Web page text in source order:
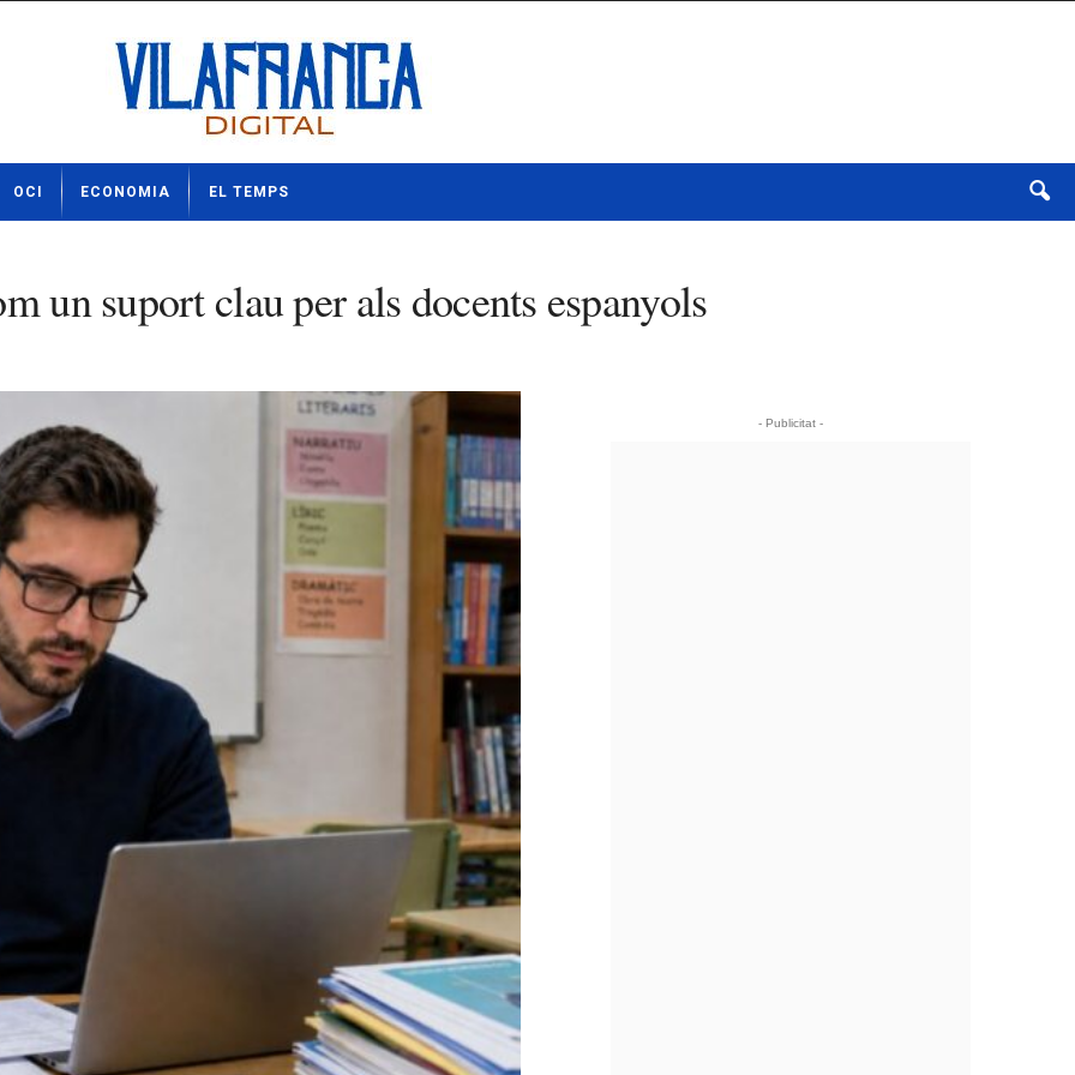
OCI ECONOMIA EL TEMPS
un suport clau per als docents espanyols
- Publicitat -